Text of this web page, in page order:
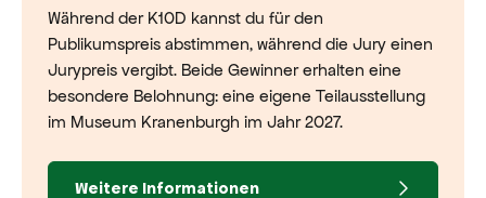
Während der K10D kannst du für den
Publikumspreis abstimmen, während die Jury einen
Jurypreis vergibt. Beide Gewinner erhalten eine
besondere Belohnung: eine eigene Teilausstellung
im Museum Kranenburgh im Jahr 2027.
Weitere Informationen